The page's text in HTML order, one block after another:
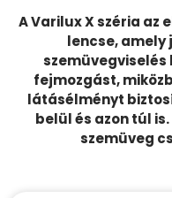
A Varilux X széria az
lencse, amely
fejmozgást,
látásélményt
belül és azon túl
szemüveg